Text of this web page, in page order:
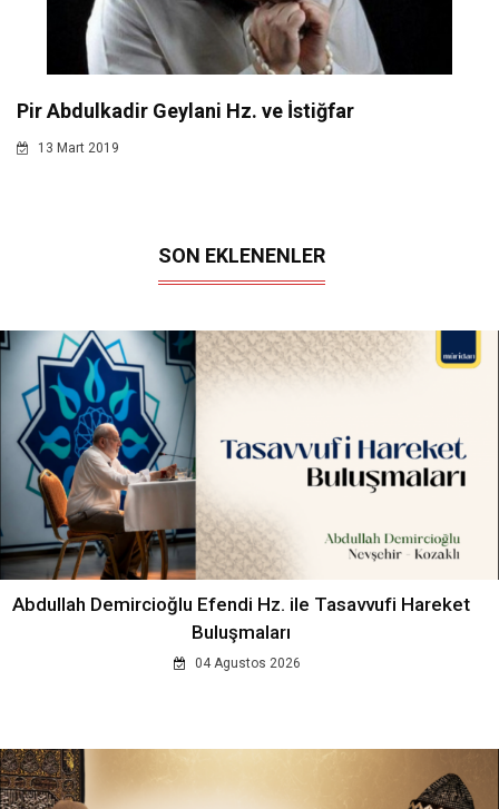
Pir Abdulkadir Geylani Hz. ve İstiğfar
13 Mart 2019
SON EKLENENLER
Abdullah Demircioğlu Efendi Hz. ile Tasavvufi Hareket
Buluşmaları
04 Agustos 2026